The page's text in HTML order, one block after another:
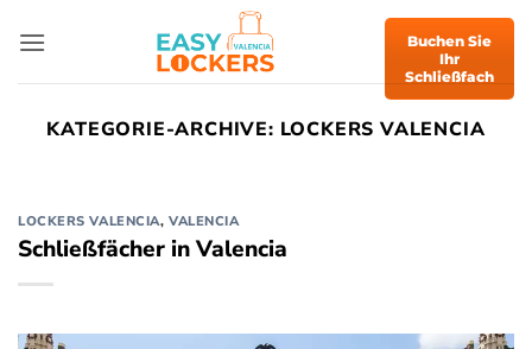
Inhalt
Buchen Sie
Ihr
Schließfach
KATEGORIE-ARCHIVE: LOCKERS VALENCIA
LOCKERS VALENCIA,VALENCIA
Schließfächer in Valencia